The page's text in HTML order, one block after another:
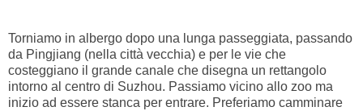
Torniamo in albergo dopo una lunga passeggiata, passando
da Pingjiang (nella città vecchia) e per le vie che
costeggiano il grande canale che disegna un rettangolo
intorno al centro di Suzhou. Passiamo vicino allo zoo ma
inizio ad essere stanca per entrare. Preferiamo camminare